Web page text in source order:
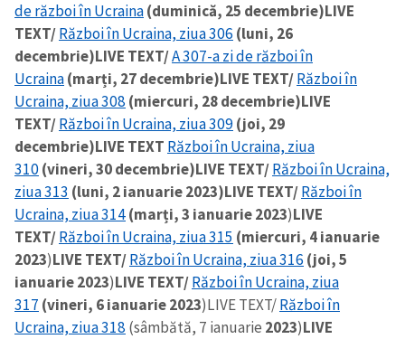
de război în Ucraina(duminică, 25 decembrie)LIVE
TEXT/Război în Ucraina, ziua 306 (luni, 26
decembrie)LIVE TEXT/A 307-a zi de război în
Ucraina(marți, 27 decembrie)LIVE TEXT/Război în
Ucraina, ziua 308 (miercuri, 28 decembrie)LIVE
TEXT/Război în Ucraina, ziua 309(joi, 29
decembrie)LIVE TEXT Război în Ucraina, ziua
310(vineri, 30 decembrie)LIVE TEXT/Război în Ucraina,
ziua 313 (luni, 2 ianuarie 2023)LIVE TEXT/Război în
Ucraina, ziua 314(marți, 3 ianuarie 2023)LIVE
TEXT/Război în Ucraina, ziua 315 (miercuri, 4 ianuarie
2023)LIVE TEXT/Război în Ucraina, ziua 316 (joi, 5
ianuarie 2023)LIVE TEXT/Război în Ucraina, ziua
317 (vineri, 6 ianuarie 2023)LIVE TEXT/Război în
Ucraina, ziua 318 (sâmbătă, 7 ianuarie 2023)LIVE